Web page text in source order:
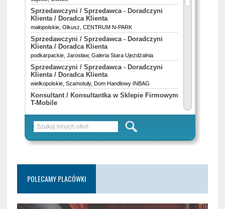
POLECAMY PLACÓWKI